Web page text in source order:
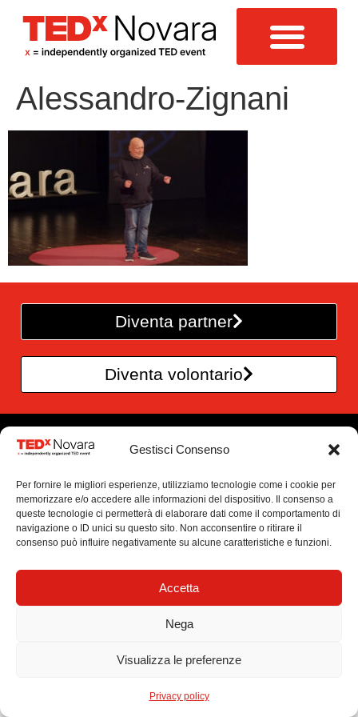
Gestisci Consenso
Per fornire le migliori esperienze, utilizziamo tecnologie come i cookie per
memorizzare e/o accedere alle informazioni del dispositivo. Il consenso a
queste tecnologie ci permetterà di elaborare dati come il comportamento di
navigazione o ID unici su questo sito. Non acconsentire o ritirare il
consenso può influire negativamente su alcune caratteristiche e funzioni.
Accetta
Nega
Visualizza le preferenze
Privacy policy
Alessandro-Zignani
Diventa partner
Diventa volontario
TEDxNovara è un’iniziativa
di CreAttivi – Officina di idee
Via Croci 3/B , 28100 Novara
info@tedxnovara.com
P.IVA 02375130032
CF. 94057280037